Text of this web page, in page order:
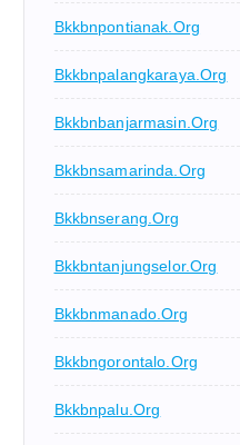
Bkkbnpontianak.org
Bkkbnpalangkaraya.org
Bkkbnbanjarmasin.org
Bkkbnsamarinda.org
Bkkbnserang.org
Bkkbntanjungselor.org
Bkkbnmanado.org
Bkkbngorontalo.org
Bkkbnpalu.org